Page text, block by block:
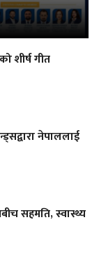
शीर्ष गीत
नेपाललाई
सहमति, स्वास्थ्य